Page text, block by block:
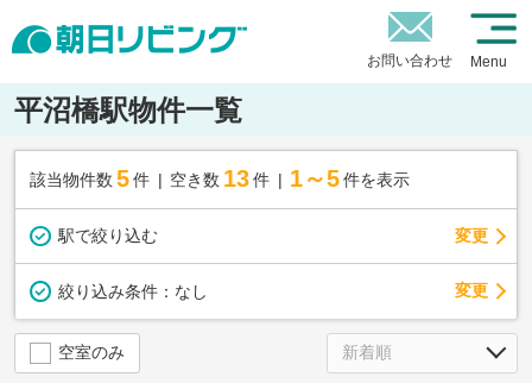
お問い合わせ Menu
平沼橋駅物件一覧
該当物件数 5件 空き数 13 件 1～5 件を表示
駅で絞り込む 変更
絞り込み条件： なし 変更
空室のみ